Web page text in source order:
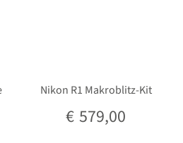
Nikon R1 Makroblitz-Kit
€ 579,00